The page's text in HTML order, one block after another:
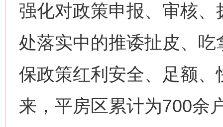
强化对政策申报、审核
处落实中的推诿扯皮、
保政策红利安全、足额
来，平房区累计为700余